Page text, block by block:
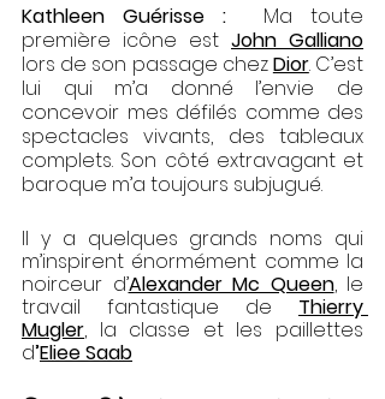
Kathleen Guérisse : Ma toute
première icône est John Galliano
lors de son passage chez Dior. C’est
lui qui m’a donné l’envie de
concevoir mes défilés comme des
spectacles vivants, des tableaux
complets. Son côté extravagant et
baroque m’a toujours subjugué.
Il y a quelques grands noms qui
m’inspirent énormément comme la
noirceur d’Alexander Mc Queen, le
travail fantastique de Thierry
Mugler, la classe et les paillettes
d’Eliee Saab